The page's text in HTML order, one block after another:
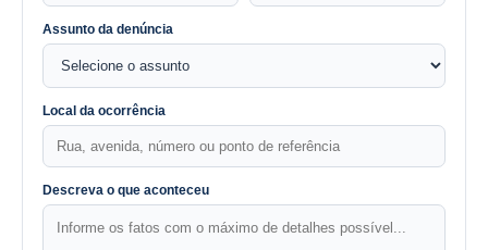
Assunto da denúncia
Local da ocorrência
Descreva o que aconteceu